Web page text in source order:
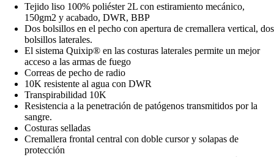
Tejido liso 100% poliéster 2L con estiramiento mecánico,
150gm2 y acabado, DWR, BBP
Dos bolsillos en el pecho con apertura de cremallera vertical, dos
bolsillos laterales.
El sistema Quixip® en las costuras laterales permite un mejor
acceso a las armas de fuego
Correas de pecho de radio
10K resistente al agua con DWR
Transpirabilidad 10K
Resistencia a la penetración de patógenos transmitidos por la
sangre.
Costuras selladas
Cremallera frontal central con doble cursor y solapas de
protección